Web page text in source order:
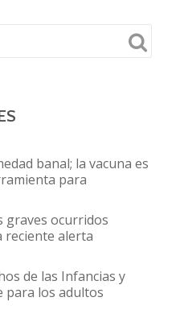
banal; la vacuna es
para
graves ocurridos
reciente alerta
de las Infancias y
para los adultos